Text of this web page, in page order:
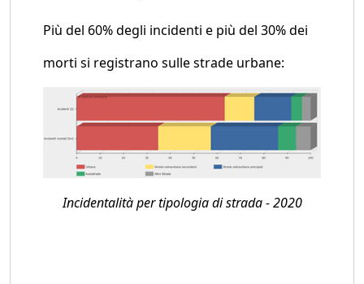
Più del 60% degli incidenti e più del 30% dei
morti si registrano sulle strade urbane:
Incidentalità per tipologia di strada - 2020